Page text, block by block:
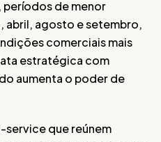
períodos de menor
abril, agosto e setembro,
comerciais mais
estratégica com
aumenta o poder de
que reúnem